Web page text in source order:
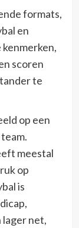
formats,
en
scoren
te
op een
meestal
op
is
lager net,